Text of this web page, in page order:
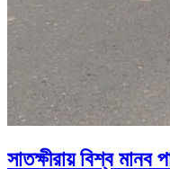
সাতক্ষীরায় বিশ্ব মানব